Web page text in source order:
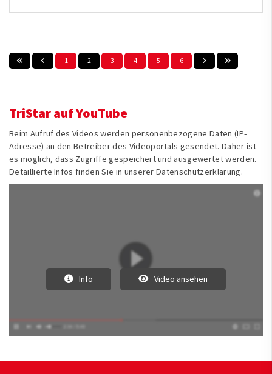
1 2 3 4 5 6
TriStar auf YouTube
Beim Aufruf des Videos werden personenbezogene Daten (IP-
Adresse) an den Betreiber des Videoportals gesendet. Daher ist
es möglich, dass Zugriffe gespeichert und ausgewertet werden.
Detaillierte Infos finden Sie in unserer Datenschutzerklärung.
Info Video ansehen